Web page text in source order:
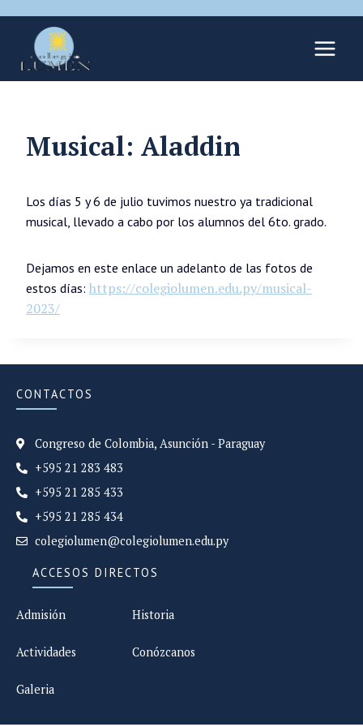
Musical: Aladdin
Los días 5 y 6 de julio tuvimos nuestro ya tradicional
musical, llevado a cabo por los alumnos del 6to. grado.
Dejamos en este enlace un adelanto de las fotos de
estos días: https://colegiolumen.edu.py/musical-
2023/
CONTACTOS
Congreso de Colombia, Asunción - Paraguay
+595 21 283 483
+595 21 285 433
+595 21 285 434
colegiolumen@colegiolumen.edu.py
ACCESOS DIRECTOS
Admisión
Actividades
Galeria
Historia
Conózcanos